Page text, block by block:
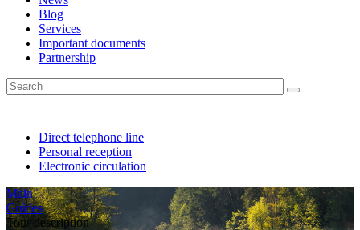
Blog
Services
Important documents
Partnership
Direct telephone line
Personal reception
Electronic circulation
Main
Guides
Tour description